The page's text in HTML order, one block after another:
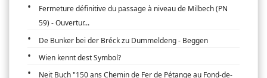
Fermeture définitive du passage à niveau de Milbech (PN
59) - Ouvertur...
De Bunker bei der Bréck zu Dummeldeng - Beggen
Wien kennt dest Symbol?
Neit Buch "150 ans Chemin de Fer de Pétange au Fond-de-